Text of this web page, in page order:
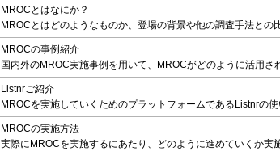
MROCとはなにか？
MROCとはどのようなものか、登場の背景や他の調査手法との
MROCの事例紹介
国内外のMROC実施事例を用いて、MROCがどのように活用さ
Listnrご紹介
MROCを実施していくためのプラットフォームであるListnrの使
MROCの実施方法
実際にMROCを実施するにあたり、どのように進めていくか実